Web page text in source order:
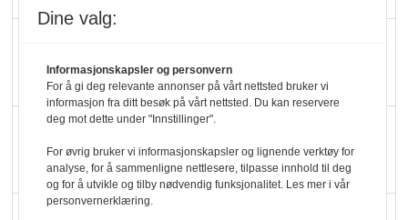
ølsalget
Færre varer, men fulle
hyller
Dine valg:
Informasjonskapsler og personvern
For å gi deg relevante annonser på vårt nettsted bruker vi
informasjon fra ditt besøk på vårt nettsted. Du kan reservere
deg mot dette under "Innstillinger".
For øvrig bruker vi informasjonskapsler og lignende verktøy for
analyse, for å sammenligne nettlesere, tilpasse innhold til deg
og for å utvikle og tilby nødvendig funksjonalitet. Les mer i vår
personvernerklæring.